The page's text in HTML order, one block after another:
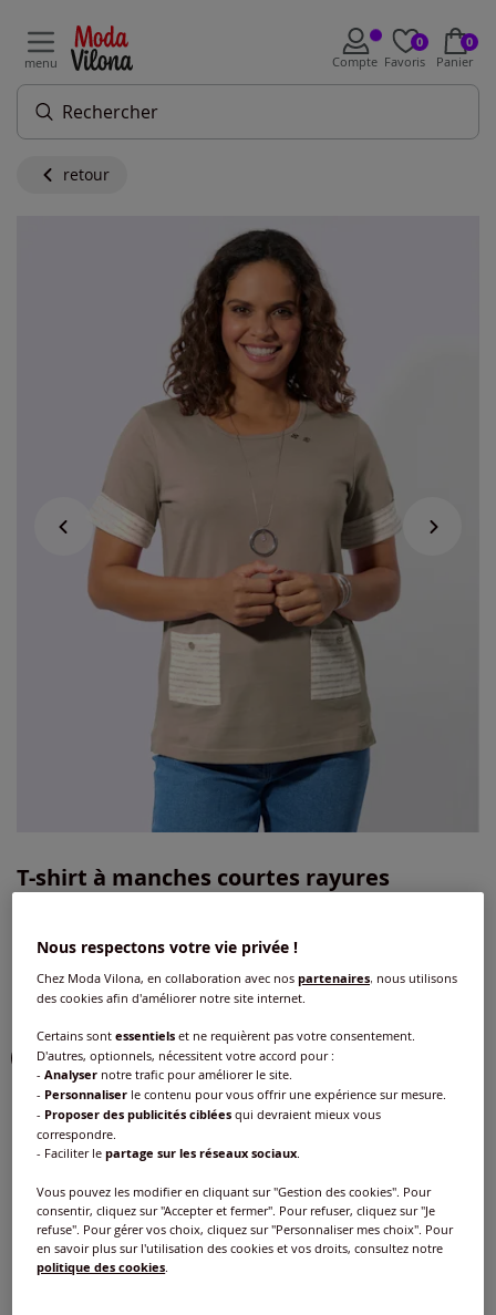
menu Compte
0
Favoris
0
Panier
retour
T-shirt à manches courtes rayures
Réf : 200.240.027 4.5 /
Choisir une couleur :
Taille :
Veuillez sélectionner une taille
Nous respectons votre vie privée !
Chez Moda Vilona, en collaboration avec nospartenaires, nous utilisons
des cookies afin d'améliorer notre site internet.
Certains sontessentiels et ne requièrent pas votre consentement.
D'autres, optionnels, nécessitent votre accord pour :
-Analyser notre trafic pour améliorer le site.
- Personnaliser le contenu pour vous offrir une expérience sur mesure.
- Proposer des publicités ciblées qui devraient mieux vous
correspondre.
- Faciliter lepartage sur les réseaux sociaux
Vous pouvez les modifier en cliquant sur "Gestion des cookies". Pour
consentir, cliquez sur "Accepter et fermer". Pour refuser, cliquez sur "Je
refuse". Pour gérer vos choix, cliquez sur "Personnaliser mes choix". Pour
en savoir plus sur l'utilisation des cookies et vos droits, consultez notre
politique des cookies